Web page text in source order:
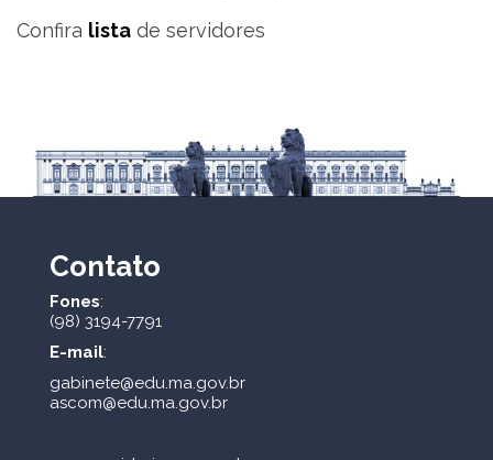
Confira lista de servidores
Contato
Fones:
(98) 3194-7791
E-mail:
gabinete@edu.ma.gov.br
ascom@edu.ma.gov.br